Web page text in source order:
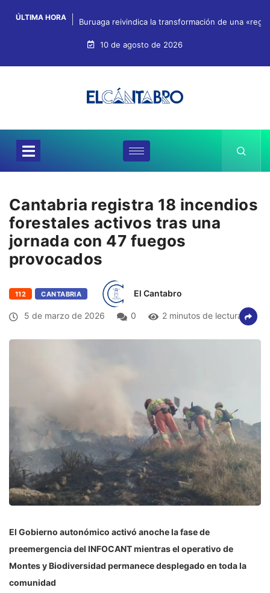
ÚLTIMA HORA Buruaga reivindica la transformación de una
10 de agosto de 2026
Cantabria registra 18 incendios
forestales activos tras una
jornada con 47 fuegos
provocados
112 CANTABRIA El Cantabro
5 de marzo de 2026 0 2 minutos de lectura
El Gobierno autonómico activó anoche la fase de
preemergencia del INFOCANT mientras el operativo de
Montes y Biodiversidad permanece desplegado en toda la
comunidad